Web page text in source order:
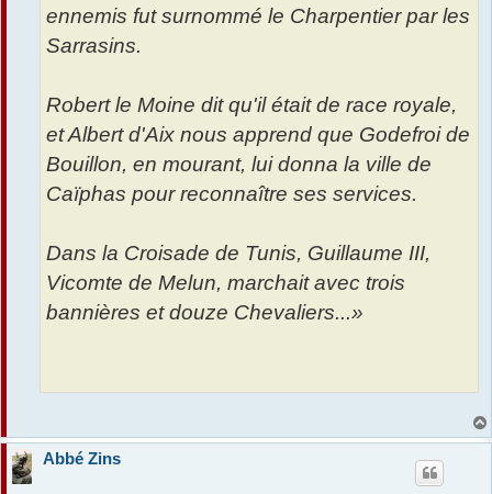
ennemis fut surnommé le Charpentier par les
Sarrasins.
Robert le Moine dit qu'il était de race royale,
et Albert d'Aix nous apprend que Godefroi de
Bouillon, en mourant, lui donna la ville de
Caïphas pour reconnaître ses services.
Dans la Croisade de Tunis, Guillaume III,
Vicomte de Melun, marchait avec trois
bannières et douze Chevaliers...»
Abbé Zins